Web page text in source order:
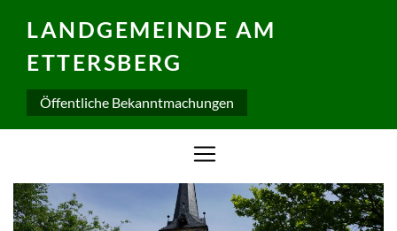
LANDGEMEINDE AM
ETTERSBERG
Öffentliche Bekanntmachungen